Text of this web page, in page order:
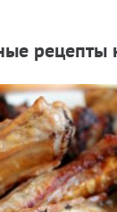
рецепты